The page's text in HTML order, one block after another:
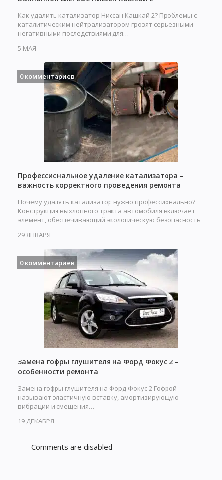
Как удалить катализатор Ниссан Кашкай 2? Проблемы с
каталитическим нейтрализатором грозят серьезными
негативными последствиями для…
5 МАЯ
0 комментариев
Профессиональное удаление катализатора –
важность корректного проведения ремонта
Почему удалять катализатор нужно профессионально?
Конструкция выхлопного тракта автомобиля включает
элемент, обеспечивающий экологическую безопасность
29 ЯНВАРЯ
0 комментариев
Замена гофры глушителя на Форд Фокус 2 –
особенности ремонта
Замена гофры глушителя на Форд Фокус 2 Гофрой
называют эластичную вставку, амортизирующую
вибрации и смещения…
19 ДЕКАБРЯ
Comments are disabled